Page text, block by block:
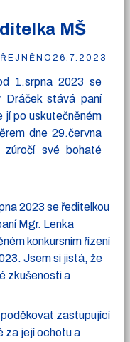
MŠ
26.7.2023
1.srpna 2023 se
Dráček stává paní
jí po uskutečněném
dne 29.června
své bohaté
2023 se ředitelkou
Mgr. Lenka
konkursním řízení
Jsem si jistá, že
zkušenosti a
zastupující
za její ochotu a